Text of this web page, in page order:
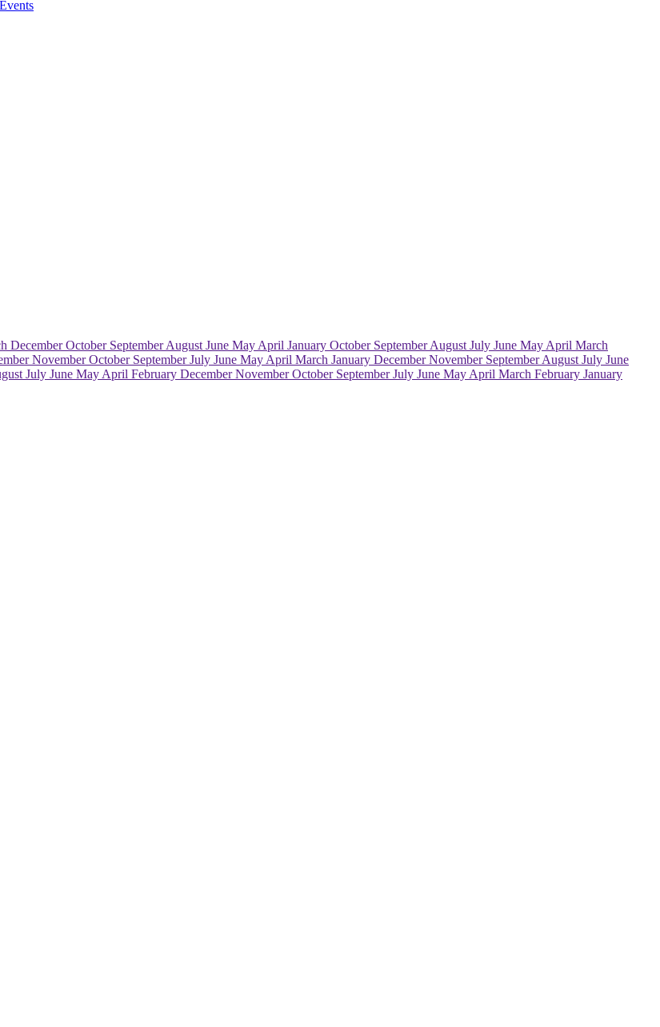
DecemberOctober SeptemberAugust June May April January October SeptemberAugust July June May April March
NovemberOctober SeptemberJuly June May April March January DecemberNovember SeptemberAugust July June
July June May April February DecemberNovemberOctober SeptemberJuly June May April March February January